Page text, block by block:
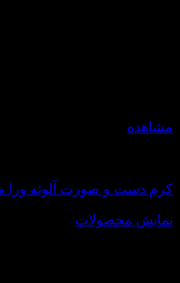
مشاهده
کرم دست و صورت آلوئه ورا
نمایش محصولات